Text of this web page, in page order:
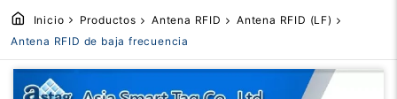
Inicio Productos Antena RFID
Antena RFID (LF)
Antena RFID de baja frecuencia